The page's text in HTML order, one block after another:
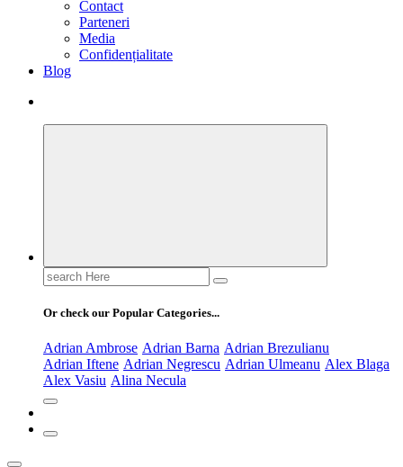
Contact
Parteneri
Media
Confidențialitate
Blog
Search
for:
Or check our Popular Categories...
Adrian Ambrose Adrian Barna Adrian Brezulianu
Adrian Iftene Adrian Negrescu Adrian Ulmeanu Alex Blaga
Alex Vasiu Alina Necula